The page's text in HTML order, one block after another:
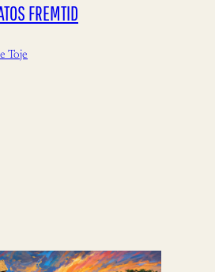
FREMTID
Toje